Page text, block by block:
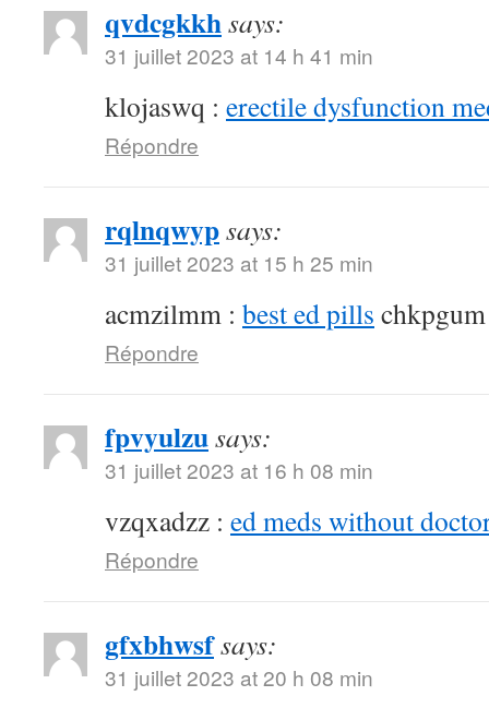
qvdcgkkhsays:
31 juillet 2023 at 14 h 41 min
klojaswq : erectile dysfunction
Répondre
rqlnqwypsays:
31 juillet 2023 at 15 h 25 min
acmzilmm : best ed pills chkpgum
Répondre
fpvyulzusays:
31 juillet 2023 at 16 h 08 min
vzqxadzz : ed meds without
Répondre
gfxbhwsfsays:
31 juillet 2023 at 20 h 08 min